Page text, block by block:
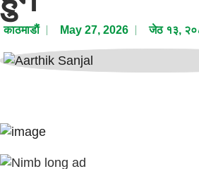
काठमाडाैं May 27, 2026 जेठ १३,